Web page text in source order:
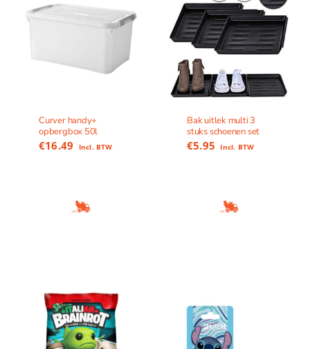
Curver handy+
opbergbox 50l
€16.49 Incl. BTW
Bak uitlek multi 3
stuks schoenen set
€5.95 Incl. BTW